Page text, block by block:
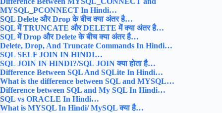
MYSQL_PCONNECT In Hindi…
SQL Delete और Drop के बीच क्या अंतर है…
SQL में TRUNCATE और DELETE में क्या अंतर है…
SQL में Drop और Delete के बीच क्या अंतर है…
Delete, Drop, And Truncate Commands In Hindi…
SQL SELF JOIN IN HINDI…
SQL JOIN IN HINDI?/SQL JOIN क्या होता है…
Difference Between SQL And SQLite In Hindi…
What is the difference between SQL and MYSQL…
Difference between SQL and My SQL In Hindi…
SQL vs ORACLE In Hindi…
What is MYSQL In Hindi/ MySQL क्या है…